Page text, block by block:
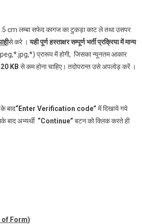
cm लम्बा सफेद कागज का टुकड़ा काट ले तथा उसपर
से करे ।यही पूर्ण हस्‍ताक्षर सम्‍पूर्ण भर्ती प्रक्रिया में मान्‍य
प्रारूप में होगी, जिसका न्यूनतम आकार
20 KB से कम होना चाहिए। तदोपरान्त उसे अपलोड़ करें ।
बाद“Enter Verification code” में दिखाये गये
बाद अभ्‍यर्थी “Continue” बटन को क्लिक करते ही
Form)